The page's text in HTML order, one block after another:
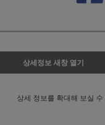
상세정보 새창 열기
상세 정보를 확대해 보실 수